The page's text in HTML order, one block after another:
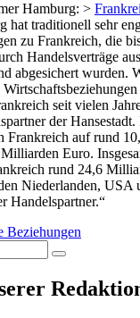
Hamburg: >
hat traditionell sehr
zu Frankreich, die
Handelsverträge
abgesichert wurden.
seit vielen
der
Frankreich auf rund
Euro.
rund 24,6
Niederlanden, USA
Handelspartner.“
Beziehungen